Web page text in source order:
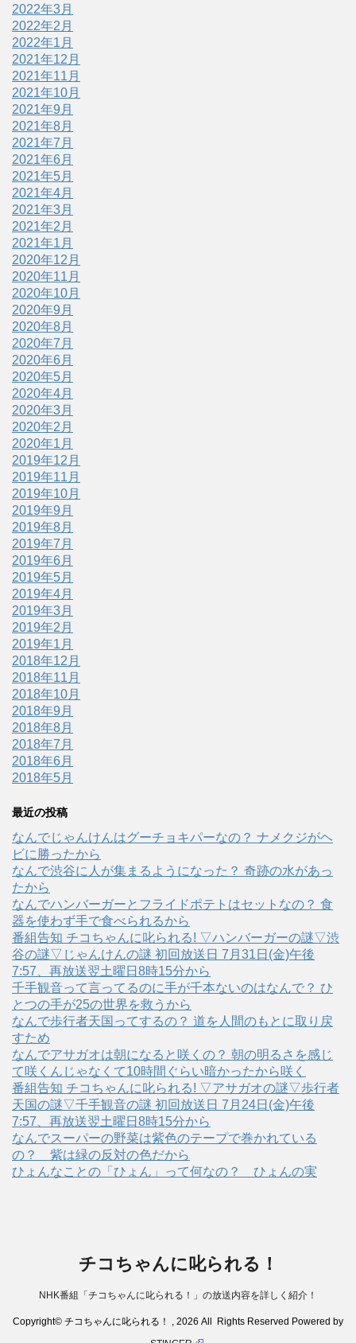
2022年3月
2022年2月
2022年1月
2021年12月
2021年11月
2021年10月
2021年9月
2021年8月
2021年7月
2021年6月
2021年5月
2021年4月
2021年3月
2021年2月
2021年1月
2020年12月
2020年11月
2020年10月
2020年9月
2020年8月
2020年7月
2020年6月
2020年5月
2020年4月
2020年3月
2020年2月
2020年1月
2019年12月
2019年11月
2019年10月
2019年9月
2019年8月
2019年7月
2019年6月
2019年5月
2019年4月
2019年3月
2019年2月
2019年1月
2018年12月
2018年11月
2018年10月
2018年9月
2018年8月
2018年7月
2018年6月
2018年5月
最近の投稿
なんでじゃんけんはグーチョキパーなの？ ナメクジがヘ
ビに勝ったから
なんで渋谷に人が集まるようになった？ 奇跡の水があっ
たから
なんでハンバーガーとフライドポテトはセットなの？ 食
器を使わず手で食べられるから
番組告知 チコちゃんに叱られる! ▽ハンバーガーの謎▽渋
谷の謎▽じゃんけんの謎 初回放送日 7月31日(金)午後
7:57、再放送翌土曜日8時15分から
千手観音って言ってるのに手が千本ないのはなんで？ ひ
とつの手が25の世界を救うから
なんで歩行者天国ってするの？ 道を人間のもとに取り戻
すため
なんでアサガオは朝になると咲くの？ 朝の明るさを感じ
て咲くんじゃなくて10時間ぐらい暗かったから咲く
番組告知 チコちゃんに叱られる! ▽アサガオの謎▽歩行者
天国の謎▽千手観音の謎 初回放送日 7月24日(金)午後
7:57、再放送翌土曜日8時15分から
なんでスーパーの野菜は紫色のテープで巻かれている
の？ 紫は緑の反対の色だから
ひょんなことの「ひょん」って何なの？ ひょんの実
チコちゃんに叱られる！
NHK番組「チコちゃんに叱られる！」の放送内容を詳しく紹介！
Copyright© チコちゃんに叱られる！ , 2026 All Rights Reserved Powered by